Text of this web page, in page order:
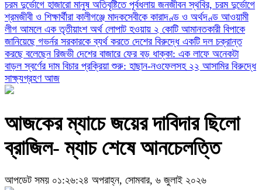
চরম দুর্ভোগে হাজারো মানুষ অতিবৃষ্টিতে পূর্বধলায় জনজীবন স্থবির, চরম দুর্ভোগে
শ্রমজীবী ও শিক্ষার্থীরা কালীগঞ্জে মাদকসেবীকে কারাদণ্ড ও অর্থদণ্ড আওয়ামী
লীগ আমলে এক তৃতীয়াংশ অর্থ লোপাট হওয়ায় ২ কোটি আমানতকারী বিপাকে
জানিয়েছে গভর্নর সরকারকে ব্যর্থ করতে দেশের বিরুদ্ধে একটি দল চক্রান্ত
করছে বলেছেন রিজভী দেশের বাজারে ফের বড় ধাক্কা: এক লাফে অনেকটা
বাড়ল স্বর্ণের দাম বিচার প্রক্রিয়া শুরু: হাছান-নওফেলসহ ২২ আসামির বিরুদ্ধে
সাক্ষ্যগ্রহণ আজ
আজকের ম্যাচে জয়ের দাবিদার ছিলো
ব্রাজিল- ম্যাচ শেষে আনচেলত্তি
আপডেট সময় ০১:২৬:২৪ অপরাহ্ন, সোমবার, ৬ জুলাই ২০২৬